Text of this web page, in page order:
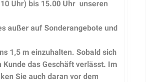
Uhr) bis 15.00 Uhr unseren
außer auf Sonderangebote und
1,5 m einzuhalten. Sobald sich
das Geschäft verlässt. Im
Sie auch daran vor dem